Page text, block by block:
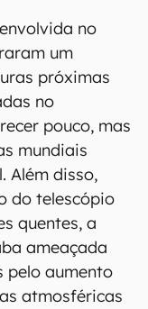
no
um
próximas
no
pouco, mas
mundiais
Além disso,
do telescópio
quentes, a
ameaçada
pelo aumento
atmosféricas